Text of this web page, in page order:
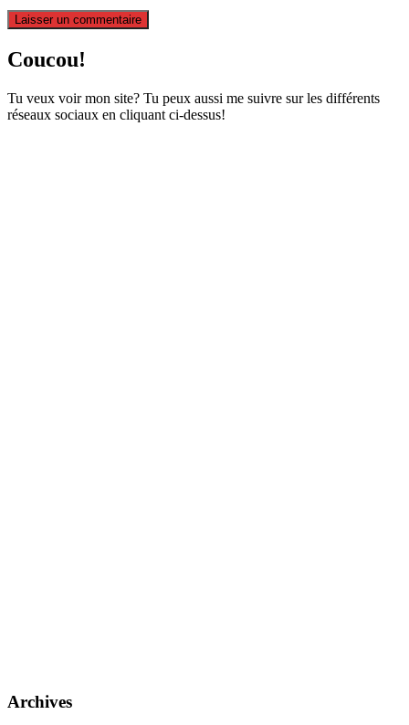
Coucou!
Tu veux voir mon site? Tu peux aussi me suivre sur les différents
réseaux sociaux en cliquant ci-dessus!
Archives